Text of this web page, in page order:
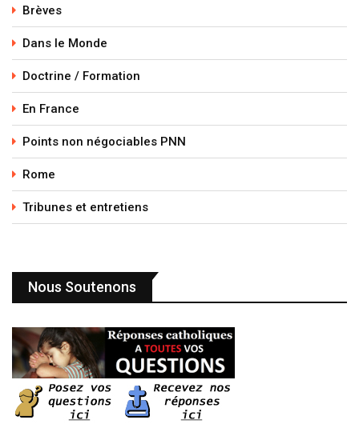
Brèves
Dans le Monde
Doctrine / Formation
En France
Points non négociables PNN
Rome
Tribunes et entretiens
Nous Soutenons